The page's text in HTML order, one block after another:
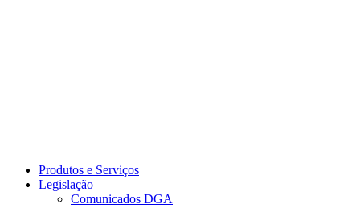
Produtos e Serviços
Legislação
Comunicados DGA